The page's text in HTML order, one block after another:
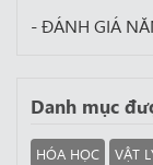
- ĐÁNH GIÁ
Danh mục
HÓA HỌC VẬT